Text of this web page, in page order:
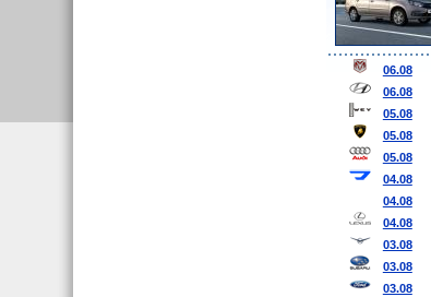
06.08
06.08
05.08
05.08
05.08
04.08
04.08
04.08
03.08
03.08
03.08